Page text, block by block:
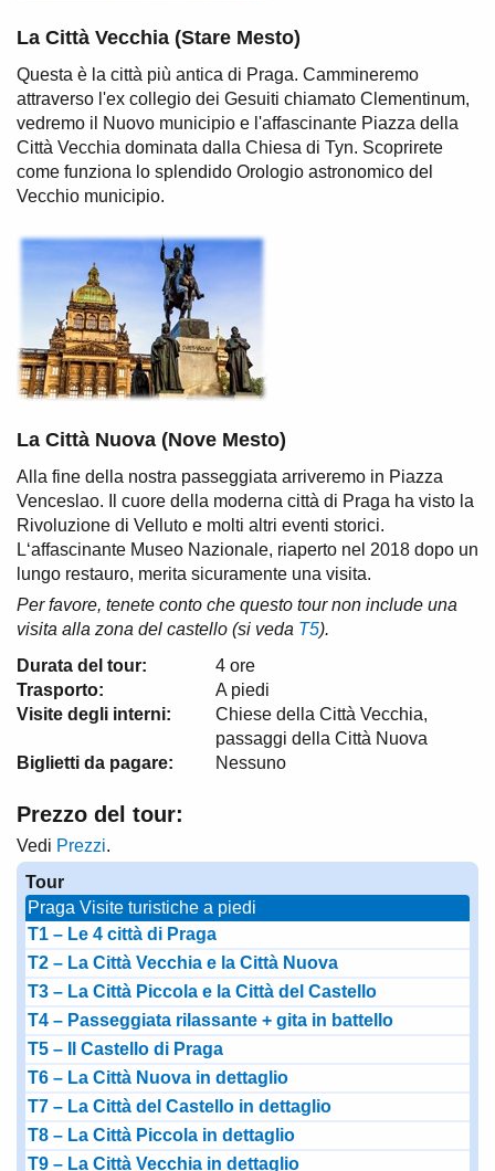
La Città Vecchia (Stare Mesto)
Questa è la città più antica di Praga. Cammineremo
attraverso l'ex collegio dei Gesuiti chiamato Clementinum,
vedremo il Nuovo municipio e l'affascinante Piazza della
Città Vecchia dominata dalla Chiesa di Tyn. Scoprirete
come funziona lo splendido Orologio astronomico del
Vecchio municipio.
La Città Nuova (Nove Mesto)
Alla fine della nostra passeggiata arriveremo in Piazza
Venceslao. Il cuore della moderna città di Praga ha visto la
Rivoluzione di Velluto e molti altri eventi storici.
L‘affascinante Museo Nazionale, riaperto nel 2018 dopo un
lungo restauro, merita sicuramente una visita.
Per favore, tenete conto che questo tour non include una
visita alla zona del castello (si veda T5).
Durata del tour:
4 ore
Trasporto:
A piedi
Visite degli interni:
Chiese della Città Vecchia,
passaggi della Città Nuova
Biglietti da pagare:
Nessuno
Prezzo del tour:
Vedi Prezzi.
Tour
Praga Visite turistiche a piedi
T1 – Le 4 città di Praga
T2 – La Città Vecchia e la Città Nuova
T3 – La Città Piccola e la Città del Castello
T4 – Passeggiata rilassante + gita in battello
T5 – Il Castello di Praga
T6 – La Città Nuova in dettaglio
T7 – La Città del Castello in dettaglio
T8 – La Città Piccola in dettaglio
T9 – La Città Vecchia in dettaglio